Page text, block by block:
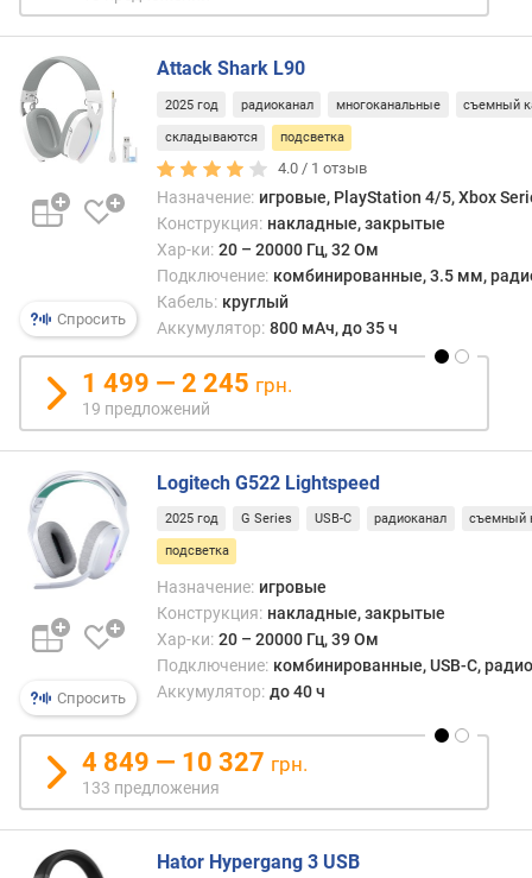
т
а
(
ц
)
ч
у
в
и
т
е
л
ь
о
т
ь
(
Б
в
е
с
(
г
)
Спросить
Attack Shark L90
2025 год радиоканал многоканальные съемный
складываются подсветка
4.0 / 1 отзыв
Назначение: игровые, PlayStation 4/5, Xbox
Конструкция: накладные, закрытые
Хар-ки: 20 – 20000 Гц, 32 Ом
Подключение: комбинированные, 3.5 мм,
Кабель: круглый
Аккумулятор: 800 мАч, до 35 ч
1 499 — 2 245 грн.
19 предложений
Спросить
Logitech G522 Lightspeed
2025 год G Series USB-C радиоканал съемный
подсветка
Назначение: игровые
Конструкция: накладные, закрытые
Хар-ки: 20 – 20000 Гц, 39 Ом
Подключение: комбинированные, USB-C,
Аккумулятор: до 40 ч
4 849 — 10 327 грн.
133 предложения
Hator Hypergang 3 USB